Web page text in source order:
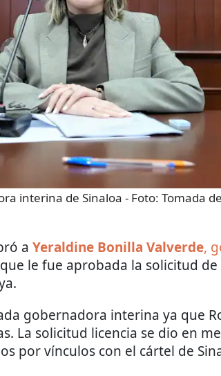
interina de Sinaloa - Foto: Tomada
a Yeraldine Bonilla Valverde,
le fue aprobada la solicitud de
gobernadora interina ya que
La solicitud licencia se dio en
por vínculos con el cártel de